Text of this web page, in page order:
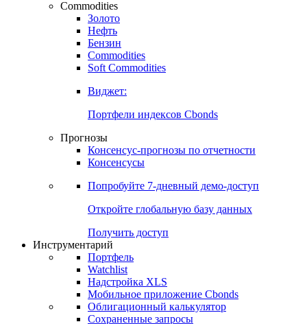
Commodities
Золото
Нефть
Бензин
Commodities
Soft Commodities
Виджет:
Портфели индексов Cbonds
Прогнозы
Консенсус-прогнозы по отчетности
Консенсусы
Попробуйте 7-дневный демо-доступ
Откройте глобальную базу данных
Получить доступ
Инструментарий
Портфель
Watchlist
Надстройка XLS
Мобильное приложение Cbonds
Облигационный калькулятор
Сохраненные запросы